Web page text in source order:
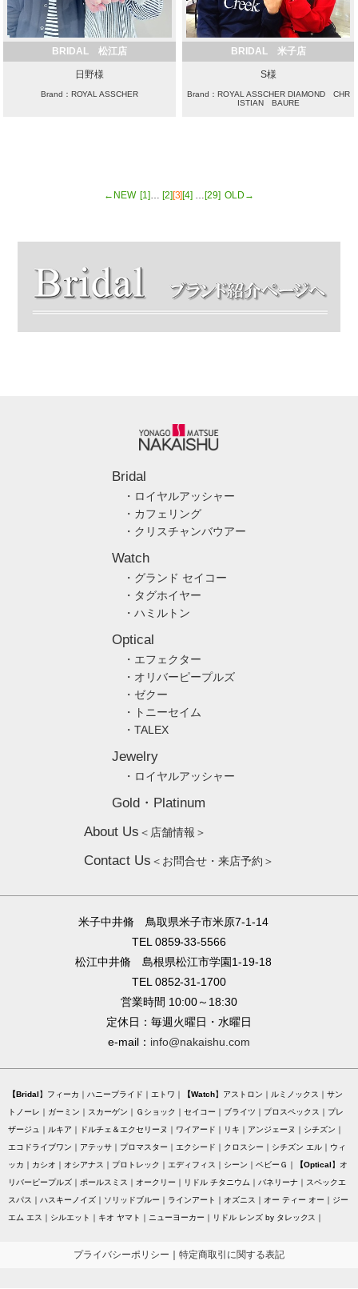
BRIDAL 松江店
日野様
Brand：ROYAL ASSCHER
BRIDAL 米子店
S様
Brand：ROYAL ASSCHER DIAMOND CHR
ISTIAN BAURE
←NEW [1]… [2][3][4] …[29] OLD→
Bridal
・ロイヤルアッシャー
・カフェリング
・クリスチャンバウアー
Watch
・グランド セイコー
・タグホイヤー
・ハミルトン
Optical
・エフェクター
・オリバーピープルズ
・ゼクー
・トニーセイム
・TALEX
Jewelry
・ロイヤルアッシャー
Gold・Platinum
About Us ＜店舗情報＞
Contact Us ＜お問合せ・来店予約＞
米子中井脩 鳥取県米子市米原7-1-14
TEL 0859-33-5566
松江中井脩 島根県松江市学園1-19-18
TEL 0852-31-1700
営業時間 10:00～18:30
定休日：毎週火曜日・水曜日
e-mail： info@nakaishu.com
Bridal フィーカ ハニーブライド エトワ Watch アストロン ルミノックス
サン
トノーレ
ガーミン スカーゲン Ｇショック セイコー ブライツ プロスペックス
プレ
ザージュ
ルキア ドルチェ＆エクセリーヌ ワイアード リキ アンジェーヌ
シチズン
エコドライブワン
アテッサ プロマスター エクシード クロスシー シチズン エル
ウィ
ッカ
カシオ オシアナス プロトレック エディフィス シーン ベビーＧ Optical
オ
リバーピープルズ
ポールスミス オークリー リドル チタニウム バネリーナ
スペックエ
スパス
ハスキーノイズ ソリッドブルー ラインアート オズニス オー ティー オー
ジー
エム エス
シルエット キオ ヤマト ニューヨーカー リドル レンズ by タレックス
プライバシーポリシー 特定商取引に関する表記